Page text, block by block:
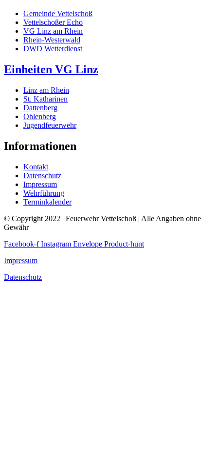
Gemeinde Vettelschoß
Vettelschoßer Echo
VG Linz am Rhein
Rhein-Westerwald
DWD Wetterdienst
Einheiten VG Linz
Linz am Rhein
St. Katharinen
Dattenberg
Ohlenberg
Jugendfeuerwehr
Informationen
Kontakt
Datenschutz
Impressum
Wehrführung
Terminkalender
© Copyright 2022 | Feuerwehr Vettelschoß | Alle Angaben ohne
Gewähr
Facebook-f Instagram Envelope Product-hunt
Impressum
Datenschutz